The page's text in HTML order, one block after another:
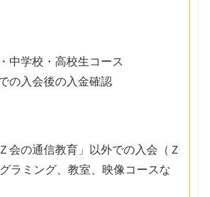
中学校・高校生コース
の入会後の入金確認
会の通信教育」以外での入会（Ｚ
ラミング、教室、映像コースな